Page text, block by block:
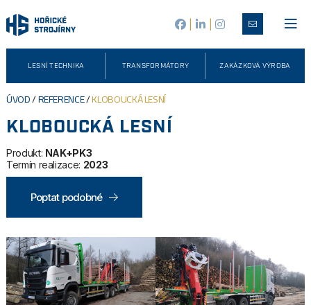
LESNÍ TECHNIKA TRANSFORMÁTORY ZAKÁZKOVÁ VÝROBA
ÚVOD/REFERENCE/KLOBOUCKÁ LESNÍ
KLOBOUCKÁ LESNÍ
Produkt: NAK+PK3
Termín realizace: 2023
Poptat podobné